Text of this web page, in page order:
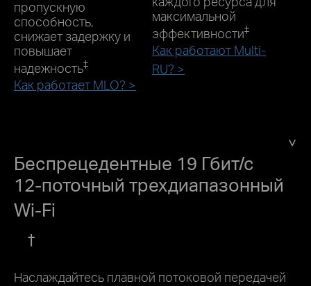
пропускную
способность,
снижает задержку и
повышает
надежность‡
Как работает MLO? >
максимальной
эффективности‡
Как работают Multi-
RU? >
Беспрецедентные 19 Гбит/с
12-поточный трехдиапазонный
Wi-Fi
†
Наслаждайтесь плавной потоковой передачей